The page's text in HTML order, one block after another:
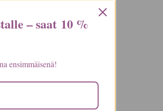
– saat 10 %
ensimmäisenä!